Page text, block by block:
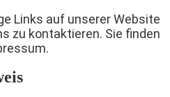
Links auf unserer Website
zu kontaktieren. Sie finden